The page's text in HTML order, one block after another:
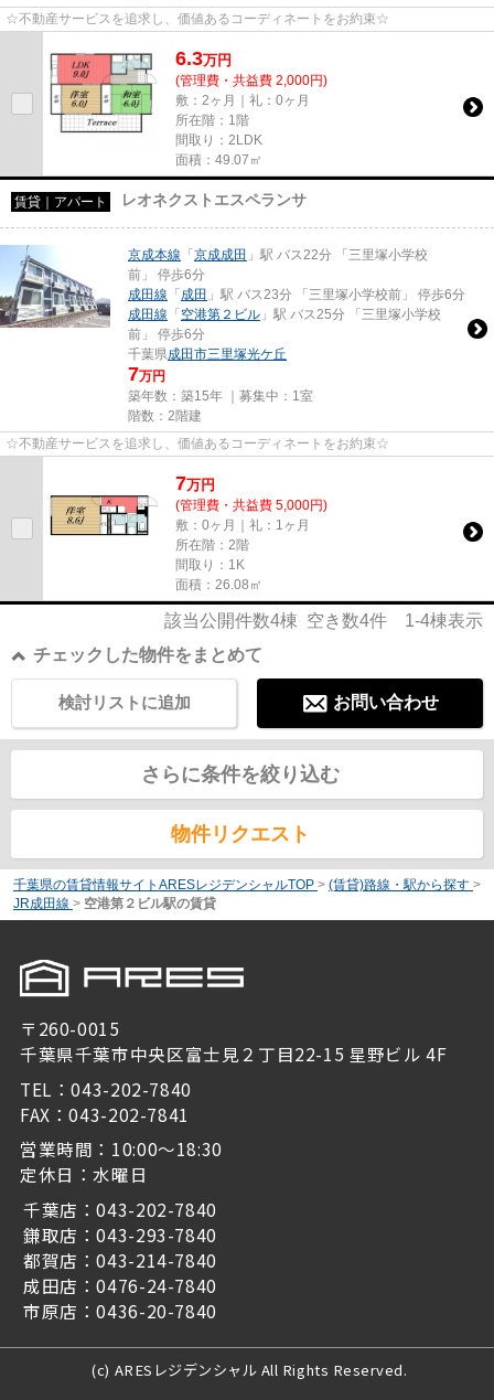
☆不動産サービスを追求し、価値あるコーディネートをお約束☆
6.3万円
(管理費・共益費 2,000円)
敷：2ヶ月｜礼：0ヶ月
所在階：1階
間取り：2LDK
面積：49.07㎡
賃貸｜アパート レオネクストエスペランサ
京成本線 「京成成田 」駅 バス22分 「三里塚小学校
前」 停歩6分
成田線 「成田 」駅 バス23分 「三里塚小学校前」 停歩6分
成田線 「空港第２ビル 」駅 バス25分 「三里塚小学校
前」 停歩6分
千葉県成田市三里塚光ケ丘
7万円
築年数：築15年 ｜募集中： 1室
階数：2階建
☆不動産サービスを追求し、価値あるコーディネートをお約束☆
7万円
(管理費・共益費 5,000円)
敷：0ヶ月｜礼：1ヶ月
所在階：2階
間取り：1K
面積：26.08㎡
該当公開件数4棟 空き数4件 1-4棟表示
チェックした物件をまとめて
お問い合わせ
検討リストに追加
さらに条件を絞り込む
物件リクエスト
千葉県の賃貸情報サイトARESレジデンシャルTOP > (賃貸)路線・駅から探す >
JR成田線 > 空港第２ビル駅の賃貸
〒260-0015
千葉県千葉市中央区富士見２丁目22-15 星野ビル 4F
TEL：043-202-7840
FAX：043-202-7841
営業時間：10:00～18:30
定休日：水曜日
千葉店：043-202-7840
鎌取店：043-293-7840
都賀店：043-214-7840
成田店：0476-24-7840
市原店：0436-20-7840
(c) ARESレジデンシャル All Rights Reserved.